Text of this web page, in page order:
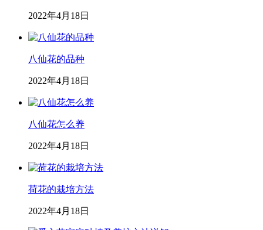
2022年4月18日
八仙花的品种
2022年4月18日
八仙花怎么养
2022年4月18日
荷花的栽培方法
2022年4月18日